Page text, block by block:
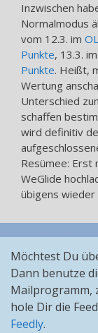
Inzwischen
Normalmodus
vom 12.3. im
Punkte, 13.3. im
Punkte. Heißt,
Wertung
Unterschied
schaffen
wird definitiv
Resümee: Erst
WeGlide
übigens wieder
Möchtest Du
Dann benutze
Mailprogramm,
hole Dir die
Feedly.